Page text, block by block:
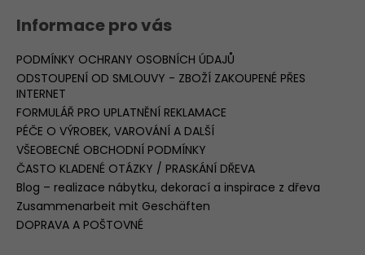
Informace pro vás
PODMÍNKY OCHRANY OSOBNÍCH ÚDAJŮ
ODSTOUPENÍ OD SMLOUVY - ZBOŽÍ ZAKOUPENÉ PŘES
INTERNET
FORMULÁŘ PRO UPLATNĚNÍ REKLAMACE
PÉČE O VÝROBEK, VAROVÁNÍ A DALŠÍ
VŠEOBECNÉ OBCHODNÍ PODMÍNKY
ČASTO KLADENÉ OTÁZKY / PRASKÁNÍ DŘEVA
Blog – realizace nábytku, dekorací a inspirace z dřeva
Zusammenarbeit mit Geschäften
DOPRAVA A POŠTOVNÉ